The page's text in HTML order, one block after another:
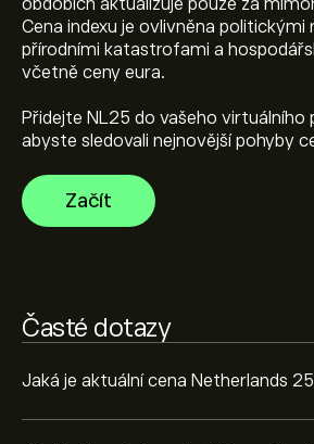
obdobích aktualizuje pouze za
Cena indexu je ovlivněna politickými
přírodními katastrofami a
včetně ceny eura.
Přidejte NL25 do vašeho virtuálního
abyste sledovali nejnovější pohyby
Začít
Časté dotazy
Jaká je aktuální cena Netherlands
Dosavadní maximum Netherlands
Vyberte časový rámec „1D“ nebo
a zvětšete jej, abyste viděli
poslední rok pohybovala v rozmezí
K nákupu NL25, navštivte stránku
Index (NL25)“ na webu eToro.